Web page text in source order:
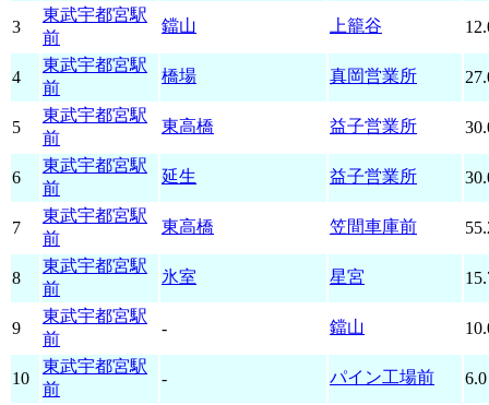
3
東武宇都宮駅
前
鐺山 上籠谷
4
東武宇都宮駅
前
橋場 真岡営業所
5
東武宇都宮駅
前
東高橋 益子営業所
6
東武宇都宮駅
前
延生 益子営業所
7
東武宇都宮駅
前
東高橋 笠間車庫前
8
東武宇都宮駅
前
氷室 星宮
9
東武宇都宮駅
前
- 鐺山
10
東武宇都宮駅
前
- パイン工場前 6.0